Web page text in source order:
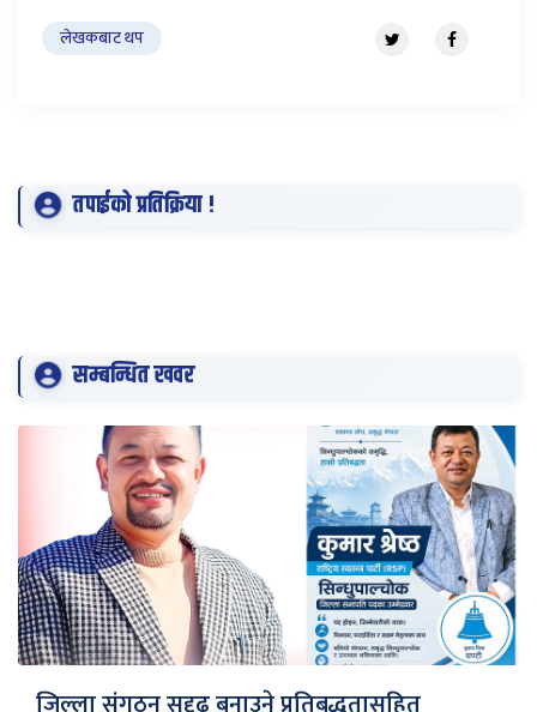
लेखकबाट थप
तपाईको प्रतिक्रिया !
सम्बन्धित खवर